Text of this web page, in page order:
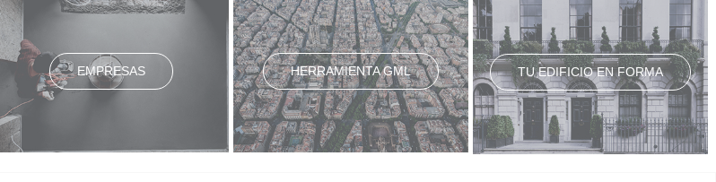
EMPRESAS HERRAMIENTA GML TU EDIFICIO EN FORMA